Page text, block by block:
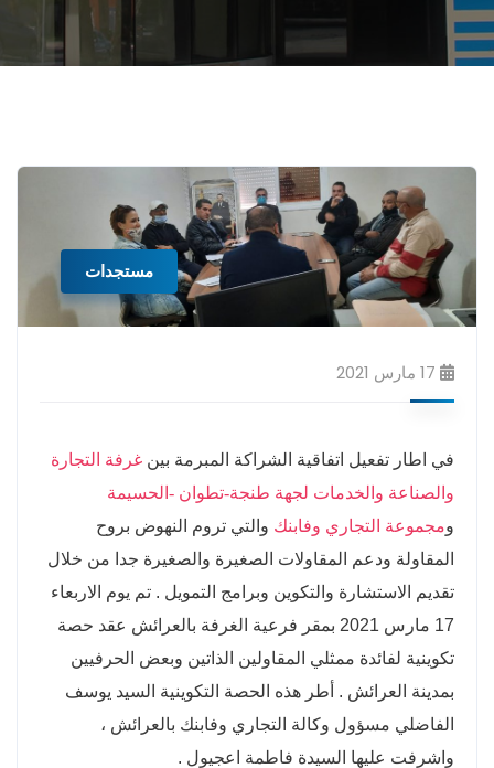
مستجدات
17 مارس 2021
في اطار تفعيل اتفاقية الشراكة المبرمة بين غرفة التجارة
والصناعة والخدمات لجهة طنجة-تطوان -الحسيمة
ومجموعة التجاري وفابنك والتي تروم النهوض بروح
المقاولة ودعم المقاولات الصغيرة والصغيرة جدا من خلال
تقديم الاستشارة والتكوين وبرامج التمويل . تم يوم الاربعاء
17 مارس 2021 بمقر فرعية الغرفة بالعرائش عقد حصة
تكوينية لفائدة ممثلي المقاولين الذاتين وبعض الحرفيين
بمدينة العرائش . أطر هذه الحصة التكوينية السيد يوسف
الفاضلي مسؤول وكالة التجاري وفابنك بالعرائش ،
واشرفت عليها السيدة فاطمة اعجيول .